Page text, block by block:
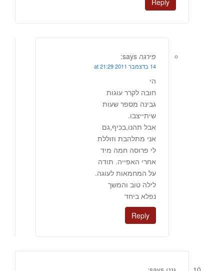
Reply
פירגה says:
14 בדצמבר 2011 at 21:29
הי
חובה לקרר עוגות
גבינה מספר שעות
שיתייצבו.
אבל תהנו,בכיף,גם
אני מתלהבת וזוללת
לי פרוסה חמה מיד
אחרי האפייה. תודה
על המחמאות לעוגה.
לילה טוב והמשך
נפלא ביחד
Reply